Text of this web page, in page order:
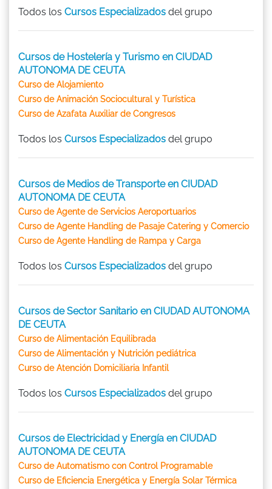
Todos los Cursos Especializados del grupo
Cursos de Hostelería y Turismo en CIUDAD
AUTONOMA DE CEUTA
Curso de Alojamiento
Curso de Animación Sociocultural y Turística
Curso de Azafata Auxiliar de Congresos
Todos los Cursos Especializados del grupo
Cursos de Medios de Transporte en CIUDAD
AUTONOMA DE CEUTA
Curso de Agente de Servicios Aeroportuarios
Curso de Agente Handling de Pasaje Catering y Comercio
Curso de Agente Handling de Rampa y Carga
Todos los Cursos Especializados del grupo
Cursos de Sector Sanitario en CIUDAD AUTONOMA
DE CEUTA
Curso de Alimentación Equilibrada
Curso de Alimentación y Nutrición pediátrica
Curso de Atención Domiciliaria Infantil
Todos los Cursos Especializados del grupo
Cursos de Electricidad y Energía en CIUDAD
AUTONOMA DE CEUTA
Curso de Automatismo con Control Programable
Curso de Eficiencia Energética y Energía Solar Térmica